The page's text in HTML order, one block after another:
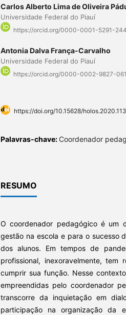
Carlos Alberto Lima de Oliveira
Universidade Federal do Piauí
https://orcid.org/0000-0001-5291-
Antonia Dalva França-Carvalho
Universidade Federal do Piauí
https://orcid.org/0000-0002-9827-
https://doi.org/10.15628/
Palavras-chave: Coordenador
RESUMO
O coordenador pedagógico é um
gestão na escola e para o sucesso
dos alunos. Em tempos de
profissional, inexoravelmente,
cumprir sua função. Nesse
empreendidas pelo coordenador
transcorre da inquietação em
participação na organização da